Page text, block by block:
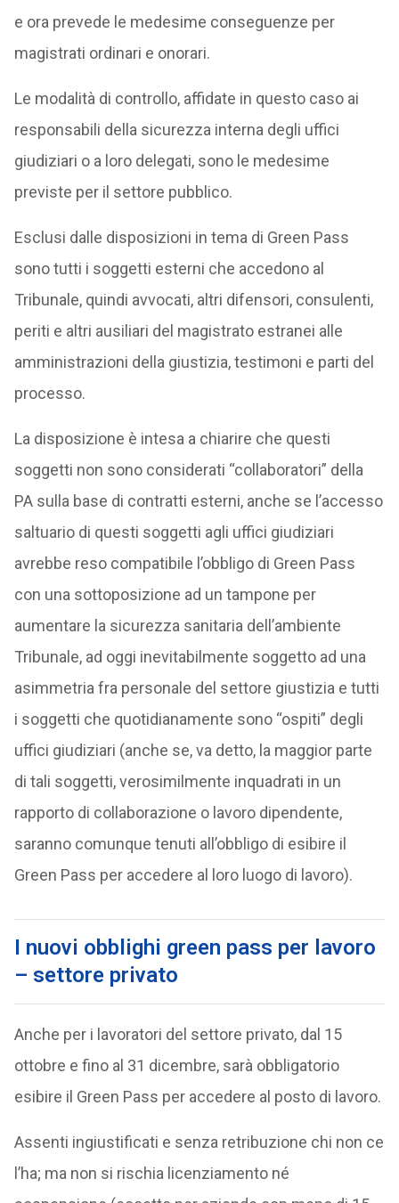
e ora prevede le medesime conseguenze per
magistrati ordinari e onorari.
Le modalità di controllo, affidate in questo caso ai
responsabili della sicurezza interna degli uffici
giudiziari o a loro delegati, sono le medesime
previste per il settore pubblico.
Esclusi dalle disposizioni in tema di Green Pass
sono tutti i soggetti esterni che accedono al
Tribunale, quindi avvocati, altri difensori, consulenti,
periti e altri ausiliari del magistrato estranei alle
amministrazioni della giustizia, testimoni e parti del
processo.
La disposizione è intesa a chiarire che questi
soggetti non sono considerati “collaboratori” della
PA sulla base di contratti esterni, anche se l’accesso
saltuario di questi soggetti agli uffici giudiziari
avrebbe reso compatibile l’obbligo di Green Pass
con una sottoposizione ad un tampone per
aumentare la sicurezza sanitaria dell’ambiente
Tribunale, ad oggi inevitabilmente soggetto ad una
asimmetria fra personale del settore giustizia e tutti
i soggetti che quotidianamente sono “ospiti” degli
uffici giudiziari (anche se, va detto, la maggior parte
di tali soggetti, verosimilmente inquadrati in un
rapporto di collaborazione o lavoro dipendente,
saranno comunque tenuti all’obbligo di esibire il
Green Pass per accedere al loro luogo di lavoro).
I nuovi obblighi green pass per lavoro
– settore privato
Anche per i lavoratori del settore privato, dal 15
ottobre e fino al 31 dicembre, sarà obbligatorio
esibire il Green Pass per accedere al posto di lavoro.
Assenti ingiustificati e senza retribuzione chi non ce
l’ha; ma non si rischia licenziamento né